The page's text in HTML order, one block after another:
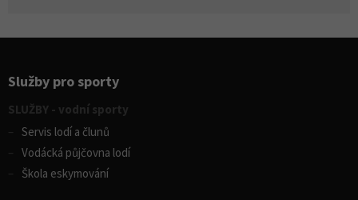
Služby pro sporty
SLUŽBY - vodní sporty
Servis lodí a člunů
Vodácká půjčovna lodí
Škola eskymování